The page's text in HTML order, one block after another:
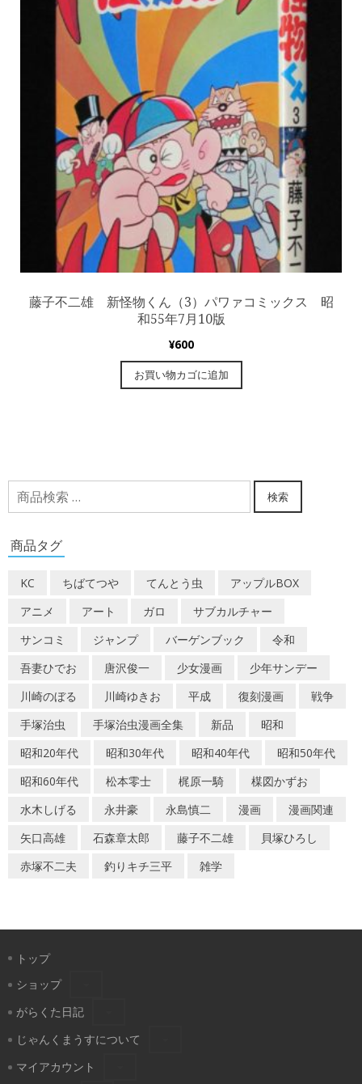
藤子不二雄 新怪物くん（3）パワァコミックス 昭
和55年7月10版
¥600
お買い物カゴに追加
検
索
象:
検索
商品タグ
KC ちばてつや てんとう虫
アップルBOX
アニメ
アート ガロ
サブカルチャー
サンコミ
ジャンプ バーゲンブック
令和
吾妻ひでお
唐沢俊一 少女漫画
少年サンデー
川崎のぼる
川崎ゆきお 平成 復刻漫画
戦争
手塚治虫
手塚治虫漫画全集 新品
昭和
昭和20年代
昭和30年代 昭和40年代
昭和50年代
昭和60年代
松本零士 梶原一騎
楳図かずお
水木しげる
永井豪 永島慎二 漫画
漫画関連
矢口高雄
石森章太郎 藤子不二雄
貝塚ひろし
赤塚不二夫
釣りキチ三平 雑学
トップ
ショップ
がらくた日記
じゃんくまうすについて
マイアカウント